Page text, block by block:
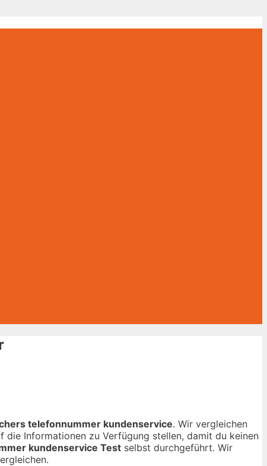
telefonnummer kundenservice. Wir vergleichen
die Informationen zu Verfügung stellen, damit du keinen
kundenservice Test selbst durchgeführt. Wir